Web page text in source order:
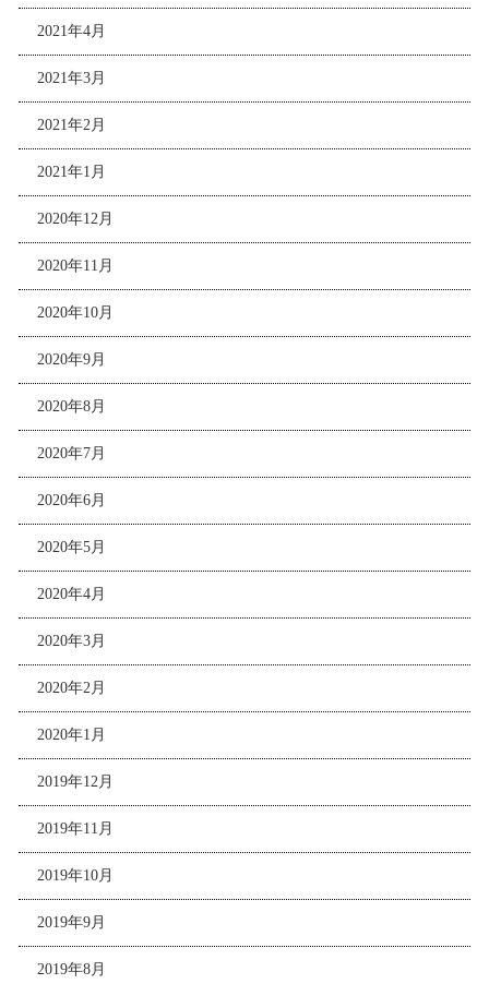
2021年4月
2021年3月
2021年2月
2021年1月
2020年12月
2020年11月
2020年10月
2020年9月
2020年8月
2020年7月
2020年6月
2020年5月
2020年4月
2020年3月
2020年2月
2020年1月
2019年12月
2019年11月
2019年10月
2019年9月
2019年8月